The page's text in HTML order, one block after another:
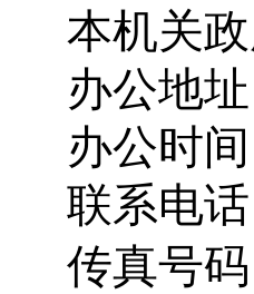
本机关
办公地
办公时
联系电话
传真号码